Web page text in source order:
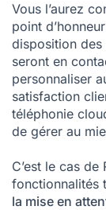
Vous l’aurez
point
disposition
seront en
personnaliser
satisfaction
téléphonie
de gérer au
C’est le cas
fonctionnalités
la mise en